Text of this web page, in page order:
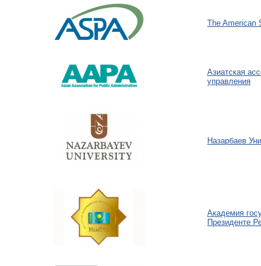
The American
Aзиатская
управления
Назарбаев
Академия
Президенте